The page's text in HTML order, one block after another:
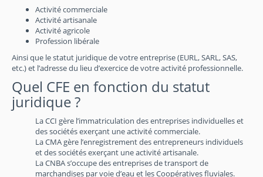
Activité commerciale
Activité artisanale
Activité agricole
Profession libérale
Ainsi que le statut juridique de votre entreprise (EURL, SARL, SAS,
etc.) et l’adresse du lieu d’exercice de votre activité professionnelle.
Quel CFE en fonction du statut
juridique ?
La CCI gère l’immatriculation des entreprises individuelles et
des sociétés exerçant une activité commerciale.
La CMA gère l’enregistrement des entrepreneurs individuels
et des sociétés exerçant une activité artisanale.
La CNBA s’occupe des entreprises de transport de
marchandises par voie d’eau et les Coopératives fluviales.